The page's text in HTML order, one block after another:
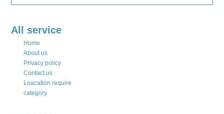
All service
Home
About us
Privacy policy
Contact us
Loacation require
category